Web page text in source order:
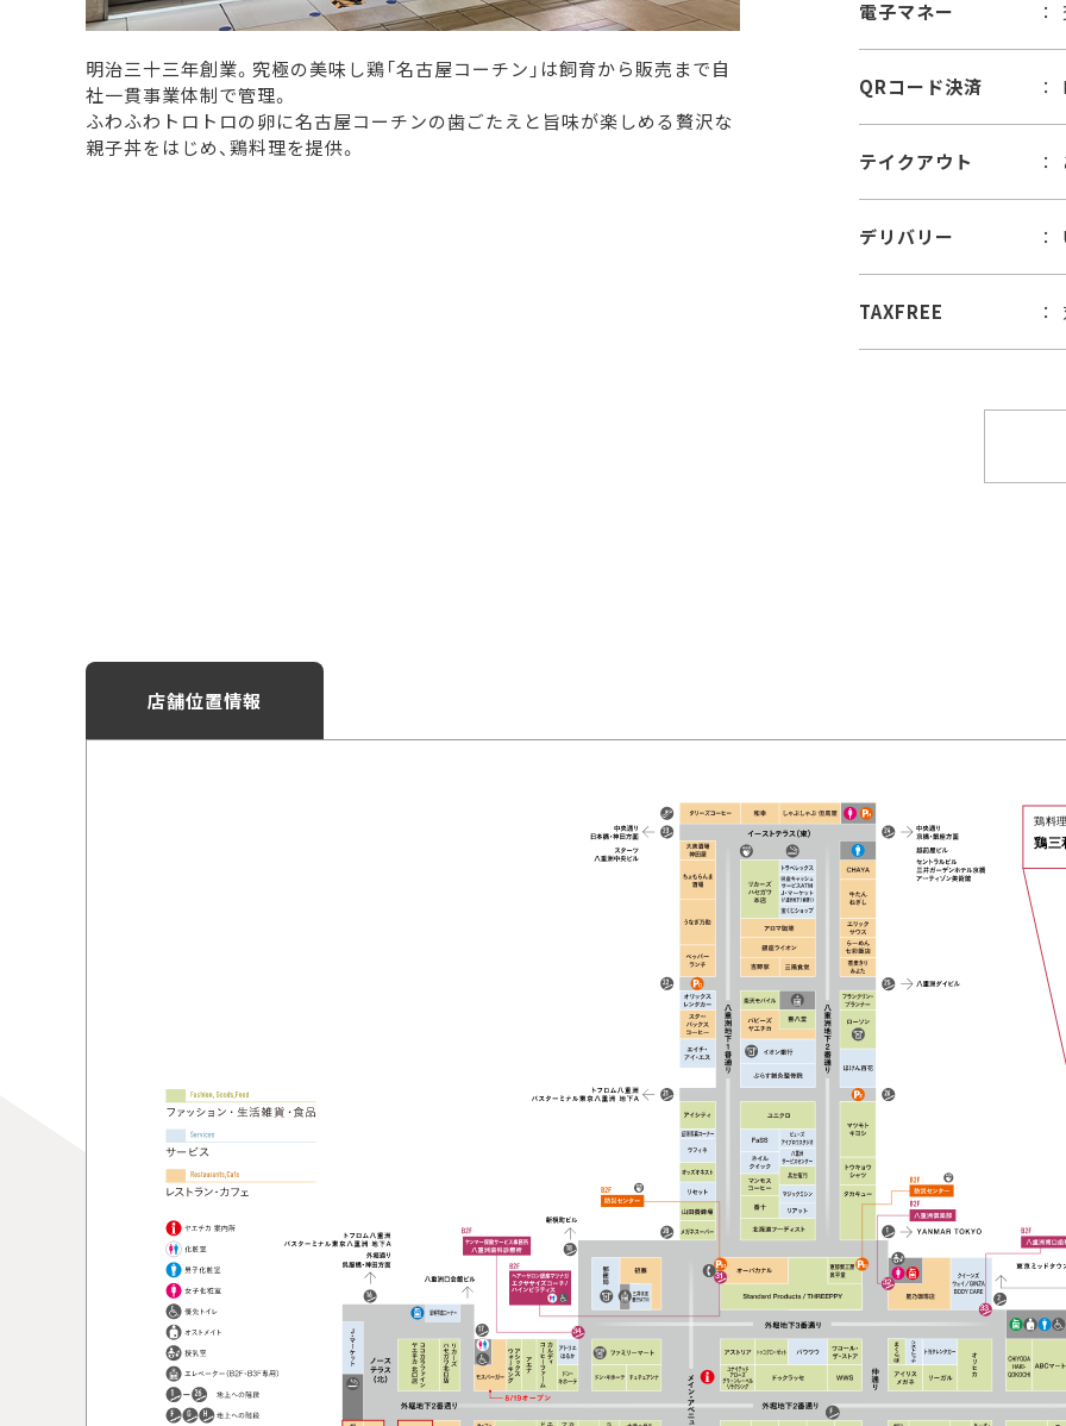
明治三十三年創業。究極の美味し鶏「名古屋コーチン」は飼育から販売まで自
社一貫事業体制で管理。
ふわふわトロトロの卵に名古屋コーチンの歯ごたえと旨味が楽しめる贅沢な
親子丼をはじめ、鶏料理を提供。
電子マネー
QRコード決済
テイクアウト
デリバリー
TAXFREE
店舗位置情報
鶏料
鶏三